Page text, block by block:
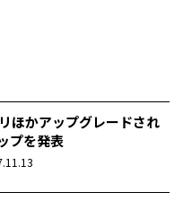
ほかアップグレードされ
プを発表